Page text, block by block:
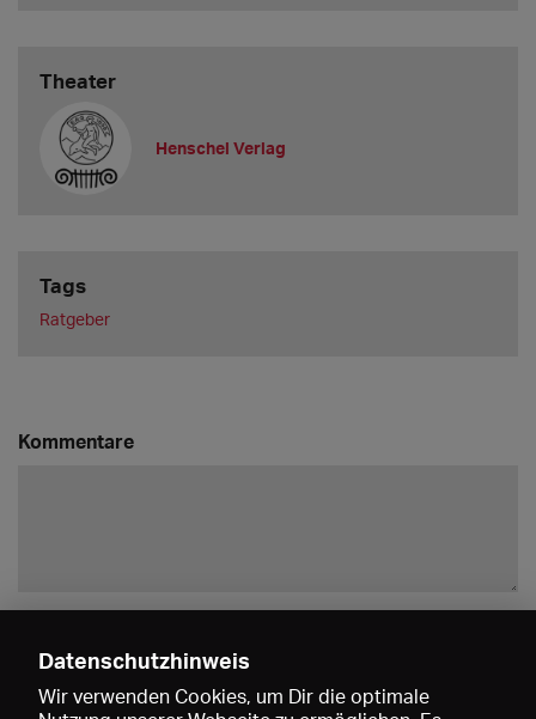
Theater
Henschel Verlag
Tags
Ratgeber
Kommentare
Waltraud Auer
Danke für den Artikel. Macht Lust drauf,
Datenschutzhinweis
Wir verwenden Cookies, um Dir die optimale